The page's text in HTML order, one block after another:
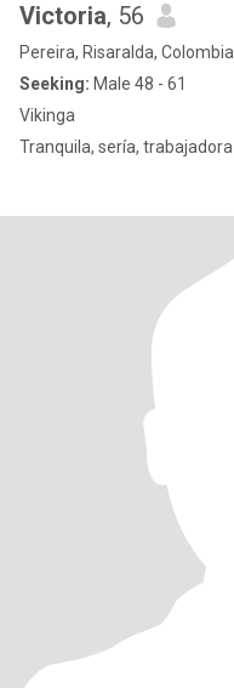
Victoria, 56
Pereira, Risaralda, Colombia
Seeking: Male 48 - 61
Vikinga
Tranquila, sería, trabajadora